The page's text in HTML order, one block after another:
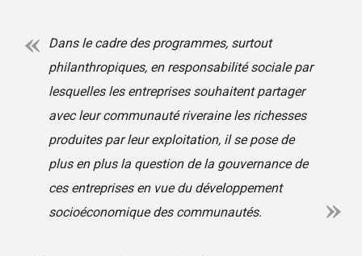
Dans le cadre des programmes, surtout
philanthropiques, en responsabilité sociale par
lesquelles les entreprises souhaitent partager
avec leur communauté riveraine les richesses
produites par leur exploitation, il se pose de
plus en plus la question de la gouvernance de
ces entreprises en vue du développement
socioéconomique des communautés.